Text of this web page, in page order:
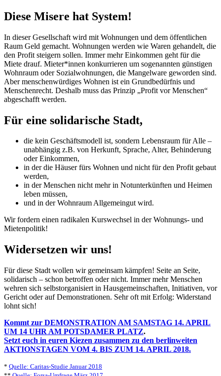
Diese Misere hat System!
In dieser Gesellschaft wird mit Wohnungen und dem öffentlichen
Raum Geld gemacht. Wohnungen werden wie Waren gehandelt, die
den Profit steigern sollen. Immer mehr Einkommen geht für die
Miete drauf. Mieter*innen konkurrieren um sogenannten günstigen
Wohnraum oder Sozialwohnungen, die Mangelware geworden sind.
Aber menschenwürdiges Wohnen ist ein Grundbedürfnis und
Menschenrecht. Deshalb muss das Prinzip „Profit vor Menschen“
abgeschafft werden.
Für eine solidarische Stadt,
die kein Geschäftsmodell ist, sondern Lebensraum für Alle –
unabhängig z.B. von Herkunft, Sprache, Alter, Behinderung
oder Einkommen,
in der die Häuser fürs Wohnen und nicht für den Profit gebaut
werden,
in der Menschen nicht mehr in Notunterkünften und Heimen
leben müssen,
und in der Wohnraum Allgemeingut wird.
Wir fordern einen radikalen Kurswechsel in der Wohnungs- und
Mietenpolitik!
Widersetzen wir uns!
Für diese Stadt wollen wir gemeinsam kämpfen! Seite an Seite,
solidarisch – schon betroffen oder nicht. Immer mehr Menschen
wehren sich selbstorganisiert in Hausgemeinschaften, Initiativen, vor
Gericht oder auf Demonstrationen. Sehr oft mit Erfolg: Widerstand
lohnt sich!
Kommt zur DEMONSTRATION AM SAMSTAG 14. APRIL
UM 14 UHR AM POTSDAMER PLATZ.
Setzt euch in euren Kiezen zusammen zu den berlinweiten
AKTIONSTAGEN VOM 4. BIS ZUM 14. APRIL 2018.
* Quelle: Caritas-Studie Januar 2018